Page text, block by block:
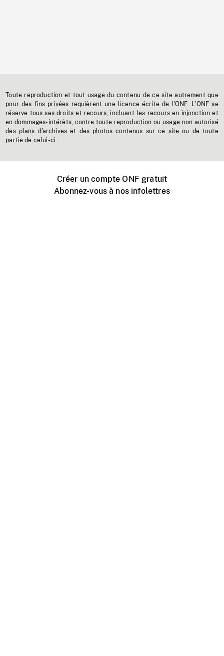
Toute reproduction et tout usage du contenu de ce site autrement que
pour des fins privées requièrent une licence écrite de l'ONF. L'ONF se
réserve tous ses droits et recours, incluant les recours en injonction et
en dommages-intérêts, contre toute reproduction ou usage non autorisé
des plans d'archives et des photos contenus sur ce site ou de toute
partie de celui-ci.
Créer un compte ONF gratuit
Abonnez-vous à nos infolettres